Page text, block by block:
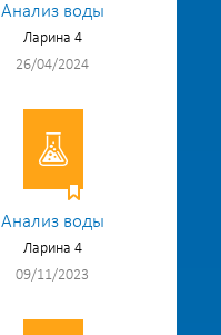
Анализ воды
Ларина 4
26/04/2024
Анализ воды
Ларина 4
09/11/2023